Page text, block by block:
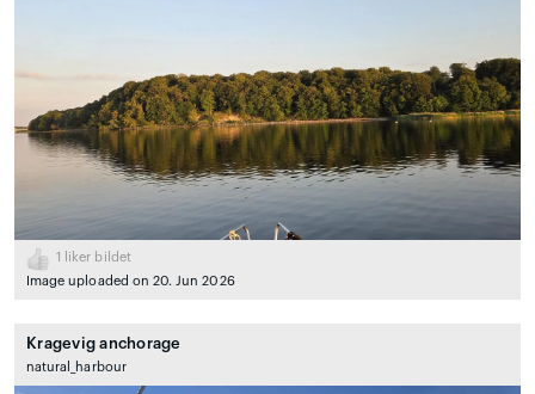
1
liker bildet
Image uploaded on 20. Jun 2026
Kragevig anchorage
natural_harbour